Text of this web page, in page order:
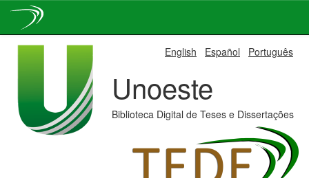
English Español Português
Unoeste
Biblioteca Digital de Teses e Dissertações